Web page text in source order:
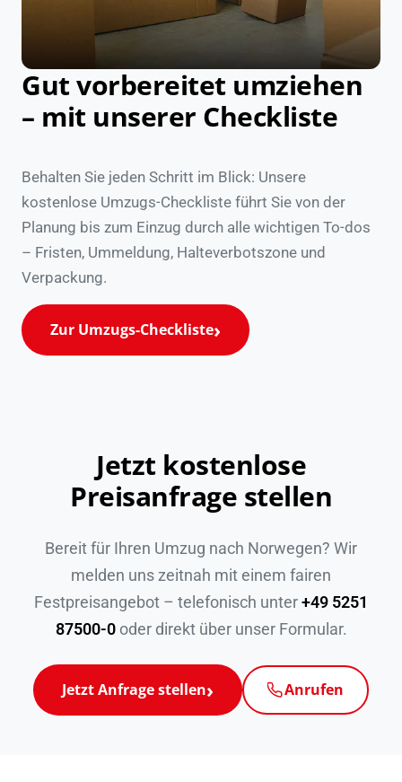
Gut vorbereitet umziehen
– mit unserer Checkliste
Behalten Sie jeden Schritt im Blick: Unsere
kostenlose Umzugs-Checkliste führt Sie von der
Planung bis zum Einzug durch alle wichtigen To-dos
– Fristen, Ummeldung, Halteverbotszone und
Verpackung.
Zur Umzugs-Checkliste
Jetzt kostenlose
Preisanfrage stellen
Bereit für Ihren Umzug nach Norwegen? Wir
melden uns zeitnah mit einem fairen
Festpreisangebot – telefonisch unter+49 5251
87500-0oder direkt über unser Formular.
Jetzt Anfrage stellen Anrufen